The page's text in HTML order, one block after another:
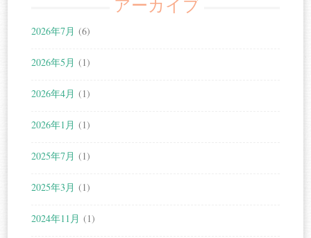
アーカイブ
2026年7月 (6)
2026年5月 (1)
2026年4月 (1)
2026年1月 (1)
2025年7月 (1)
2025年3月 (1)
2024年11月 (1)